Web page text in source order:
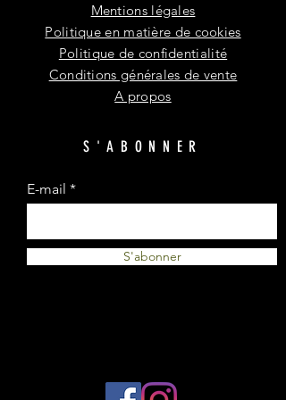
Mentions légales
Politique en matière de cookies
Politique de confidentialité
Conditions générales de vente
A propos
S'ABONNER
E-mail
S'abonner